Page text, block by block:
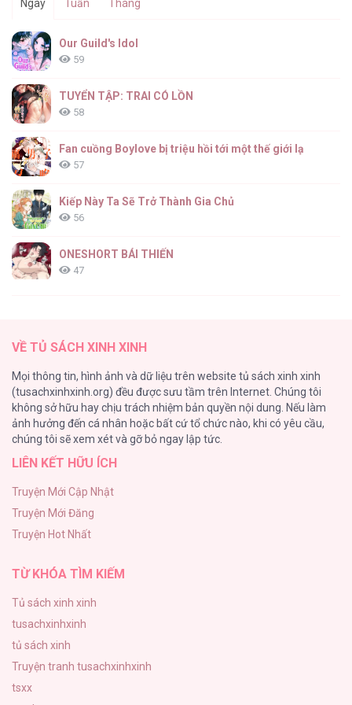
Ngày Tuần Tháng
Our Guild's Idol
59
TUYỂN TẬP: TRAI CÓ LỒN
58
Fan cuồng Boylove bị triệu hồi tới một thế giới lạ
57
Kiếp Này Ta Sẽ Trở Thành Gia Chủ
56
ONESHORT BÁI THIẾN
47
36
Tuyển Tập Manhwa Ngắn Bạo Dăm
34
Khế Ước Hôn Nhân Của Mẹ Tôi
Bạn Của Em Trai
33
VỀ TỦ SÁCH XINH XINH
Mọi thông tin, hình ảnh và dữ liệu trên website tủ sách xinh xinh
(tusachxinhxinh.org) đều được sưu tầm trên Internet. Chúng tôi
không sở hữu hay chịu trách nhiệm bản quyền nội dung. Nếu làm
ảnh hưởng đến cá nhân hoặc bất cứ tổ chức nào, khi có yêu cầu,
chúng tôi sẽ xem xét và gỡ bỏ ngay lập tức.
LIÊN KẾT HỮU ÍCH
Truyện Mới Cập Nhật
Truyện Mới Đăng
Truyện Hot Nhất
TỪ KHÓA TÌM KIẾM
Tủ sách xinh xinh
tusachxinhxinh
tủ sách xinh
Truyện tranh tusachxinhxinh
tsxx